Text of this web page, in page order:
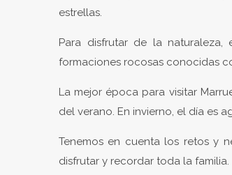
estrellas.
Para disfrutar de la naturaleza,
formaciones rocosas conocidas
La mejor época para visitar
del verano. En invierno, el día es
Tenemos en cuenta los retos y
disfrutar y recordar toda la familia.